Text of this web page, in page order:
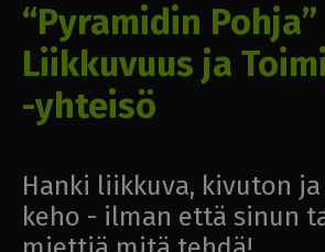
“Pyramidin
Liikkuvuus ja
-yhteisö
Hanki liikkuva, kivuton
keho - ilman että sinun